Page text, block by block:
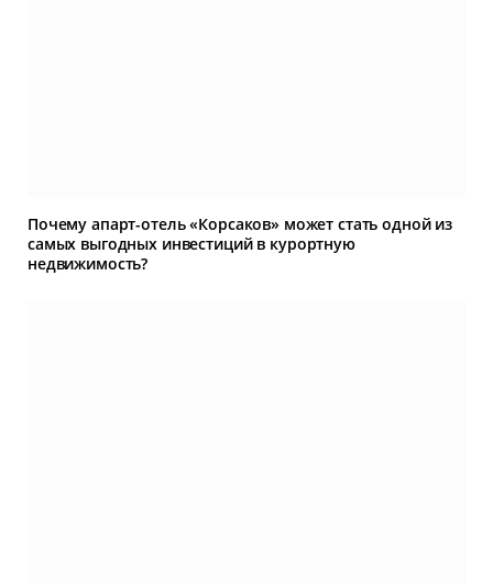
Почему апарт-отель «Корсаков» может стать одной из
самых выгодных инвестиций в курортную
недвижимость?